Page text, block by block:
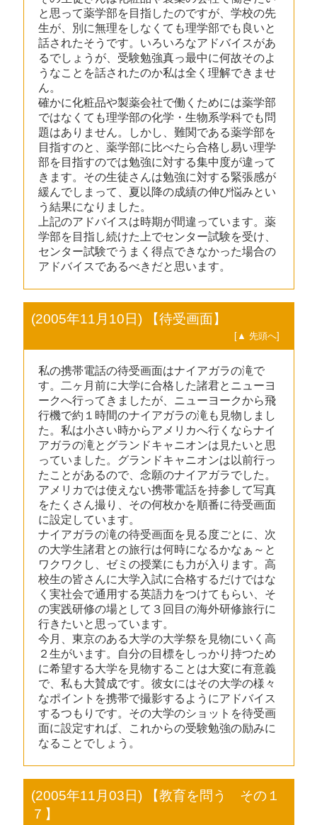
と思って薬学部を目指したのですが、学校の先
生が、別に無理をしなくても理学部でも良いと
話されたそうです。いろいろなアドバイスがあ
るでしょうが、受験勉強真っ最中に何故そのよ
うなことを話されたのか私は全く理解できませ
ん。
確かに化粧品や製薬会社で働くためには薬学部
ではなくても理学部の化学・生物系学科でも問
題はありません。しかし、難関である薬学部を
目指すのと、薬学部に比べたら合格し易い理学
部を目指すのでは勉強に対する集中度が違って
きます。その生徒さんは勉強に対する緊張感が
緩んでしまって、夏以降の成績の伸び悩みとい
う結果になりました。
上記のアドバイスは時期が間違っています。薬
学部を目指し続けた上でセンター試験を受け、
センター試験でうまく得点できなかった場合の
アドバイスであるべきだと思います。
(2005年11月10日) 【待受画面】
[▲ 先頭へ]
私の携帯電話の待受画面はナイアガラの滝で
す。二ヶ月前に大学に合格した諸君とニューヨ
ークへ行ってきましたが、ニューヨークから飛
行機で約１時間のナイアガラの滝も見物しまし
た。私は小さい時からアメリカへ行くならナイ
アガラの滝とグランドキャニオンは見たいと思
っていました。グランドキャニオンは以前行っ
たことがあるので、念願のナイアガラでした。
アメリカでは使えない携帯電話を持参して写真
をたくさん撮り、その何枚かを順番に待受画面
に設定しています。
ナイアガラの滝の待受画面を見る度ごとに、次
の大学生諸君との旅行は何時になるかなぁ～と
ワクワクし、ゼミの授業にも力が入ります。高
校生の皆さんに大学入試に合格するだけではな
く実社会で通用する英語力をつけてもらい、そ
の実践研修の場として３回目の海外研修旅行に
行きたいと思っています。
今月、東京のある大学の大学祭を見物にいく高
２生がいます。自分の目標をしっかり持つため
に希望する大学を見物することは大変に有意義
で、私も大賛成です。彼女にはその大学の様々
なポイントを携帯で撮影するようにアドバイス
するつもりです。その大学のショットを待受画
面に設定すれば、これからの受験勉強の励みに
なることでしょう。
(2005年11月03日) 【教育を問う その１
７】